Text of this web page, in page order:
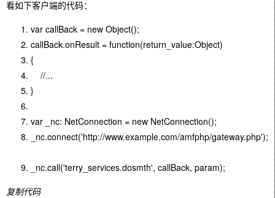
看如下客户端的代码：
var callBack = new Object();
callBack.onResult = function(return_value:Object)
{
//...
}
var _nc: NetConnection = new NetConnection();
_nc.connect('http://www.example.com/amfphp/gateway.php');
_nc.call('terry_services.dosmth', callBack, param);
复制代码